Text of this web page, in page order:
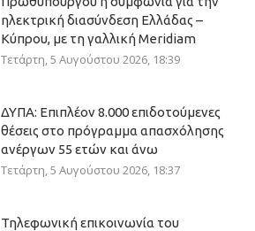
ηλεκτρική διασύνδεση Ελλάδας –
Κύπρου, με τη γαλλική Meridiam
Τετάρτη, 5 Αυγούστου 2026, 18:39
ΔΥΠΑ: Επιπλέον 8.000 επιδοτούμενες
θέσεις στο πρόγραμμα απασχόλησης
ανέργων 55 ετών και άνω
Τετάρτη, 5 Αυγούστου 2026, 18:37
Τηλεφωνική επικοινωνία του